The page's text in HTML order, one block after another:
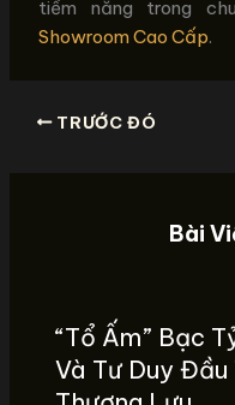
tiềm năng trong
Showroom Cao Cấp.
TRƯỚC ĐÓ
Bài
“Tổ Ấm” Bạc
Và Tư Duy